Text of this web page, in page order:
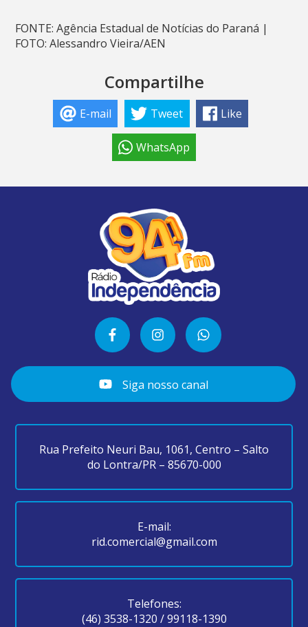
FONTE: Agência Estadual de Notícias do Paraná |
FOTO: Alessandro Vieira/AEN
Compartilhe
E-mail Tweet Like
WhatsApp
Siga nosso canal
Rua Prefeito Neuri Bau, 1061, Centro – Salto
do Lontra/PR – 85670-000
E-mail:
rid.comercial@gmail.com
Telefones:
(46) 3538-1320 /99118-1390